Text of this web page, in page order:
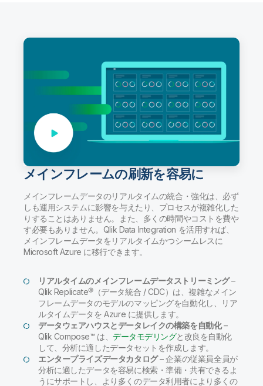
メインフレームの刷新を容易に
メインフレームデータのリアルタイムの統合・強化は、必ず
しも運用システムに影響を与えたり、プロセスが複雑化した
りすることはありません。また、多くの時間やコストを費や
す必要もありません。Qlik Data Integration を活用すれば、
メインフレームデータをリアルタイムかつシームレスに
Microsoft Azure に移行できます。
リアルタイムのメインフレームデータストリーミング–
Qlik Replicate®（データ統合 / CDC）は、複雑なメイン
フレームデータのモデルのマッピングを自動化し、リア
ルタイムデータを Azure に提供します。
データウェアハウスとデータレイクの構築を自動化–
Qlik Compose™ は、データモデリングと改良を自動化
して、分析に適したデータセットを作成します。
エンタープライズデータカタログ– 企業の従業員全員が
分析に適したデータを容易に検索・準備・共有できるよ
うにサポートし、より多くのデータ利用者により多くの